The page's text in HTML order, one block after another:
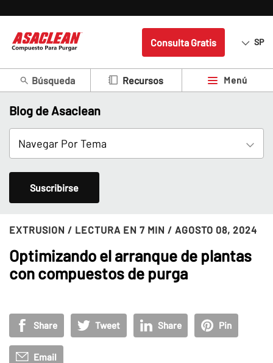
Consulta Gratis SP
Búsqueda Recursos Menú
Blog de Asaclean
Suscribirse
EXTRUSION / LECTURA EN 7 MIN / AGOSTO 08, 2024
Optimizando el arranque de plantas
con compuestos de purga
Share Tweet Share Pin
Email